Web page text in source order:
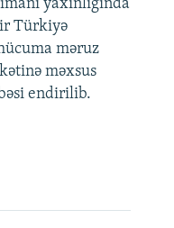
yaxınlığında
Türkiyə
məruz
məxsus
endirilib.